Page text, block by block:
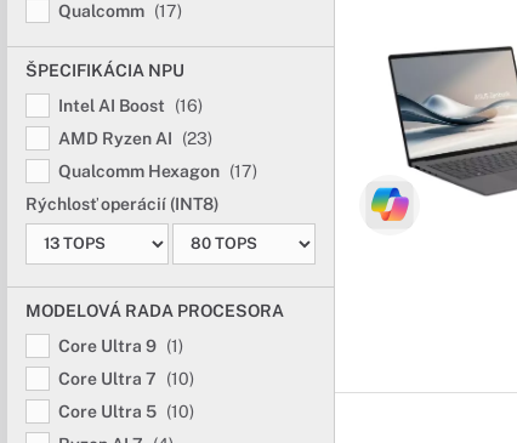
Qualcomm (17)
ŠPECIFIKÁCIA NPU
Intel AI Boost
(16)
AMD Ryzen AI
(23)
Qualcomm Hexagon (17)
Rýchlosť operácií (INT8)
MODELOVÁ RADA PROCESORA
Core Ultra 9 (1)
Core Ultra 7
(10)
Core Ultra 5 (10)